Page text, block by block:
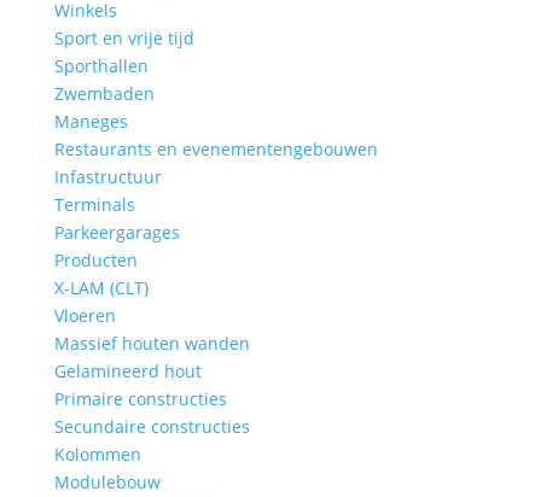
Winkels
Sport en vrije tijd
Sporthallen
Zwembaden
Maneges
Restaurants en evenementengebouwen
Infastructuur
Terminals
Parkeergarages
Producten
X-LAM (CLT)
Vloeren
Massief houten wanden
Gelamineerd hout
Primaire constructies
Secundaire constructies
Kolommen
Modulebouw